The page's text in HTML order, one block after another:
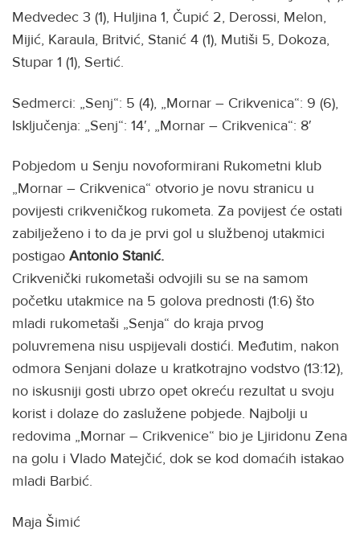
Medvedec 3 (1), Huljina 1, Čupić 2, Derossi, Melon,
Mijić, Karaula, Britvić, Stanić 4 (1), Mutiši 5, Dokoza,
Stupar 1 (1), Sertić.
Sedmerci: „Senj“: 5 (4), „Mornar – Crikvenica“: 9 (6),
Isključenja: „Senj“: 14′, „Mornar – Crikvenica“: 8′
Pobjedom u Senju novoformirani Rukometni klub
„Mornar – Crikvenica“ otvorio je novu stranicu u
povijesti crikveničkog rukometa. Za povijest će ostati
zabilježeno i to da je prvi gol u službenoj utakmici
postigao Antonio Stanić.
Crikvenički rukometaši odvojili su se na samom
početku utakmice na 5 golova prednosti (1:6) što
mladi rukometaši „Senja“ do kraja prvog
poluvremena nisu uspijevali dostići. Međutim, nakon
odmora Senjani dolaze u kratkotrajno vodstvo (13:12),
no iskusniji gosti ubrzo opet okreću rezultat u svoju
korist i dolaze do zaslužene pobjede. Najbolji u
redovima „Mornar – Crikvenice“ bio je Ljiridonu Zena
na golu i Vlado Matejčić, dok se kod domaćih istakao
mladi Barbić.
Maja Šimić